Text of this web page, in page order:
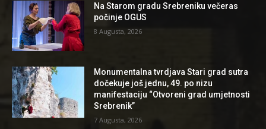
Na Starom gradu Srebreniku večeras
počinje OGUS
8 Augusta, 2026
Monumentalna tvrdjava Stari grad sutra
dočekuje još jednu, 49. po nizu
manifestaciju “Otvoreni grad umjetnosti
Srebrenik”
7 Augusta, 2026